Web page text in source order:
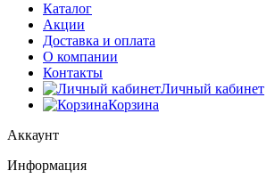
Каталог
Акции
Доставка и оплата
О компании
Контакты
Личный кабинет
Корзина
Аккаунт
Информация